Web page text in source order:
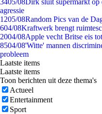
3405/08Dirk sluit supermarkt op
agressie
1205/08Random Pics van de
604/08Kraftwerk brengt
2004/08Apple vecht Britse eis
8504/08'Witte' mannen
probleem
Laatste items
Laatste items
Toon berichten uit deze thema's
Actueel
Entertainment
Sport